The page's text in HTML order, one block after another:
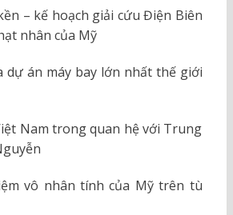
– kế hoạch giải cứu Điện Biên
nhân của Mỹ
dự án máy bay lớn nhất thế giới
Nam trong quan hệ với Trung
vô nhân tính của Mỹ trên tù